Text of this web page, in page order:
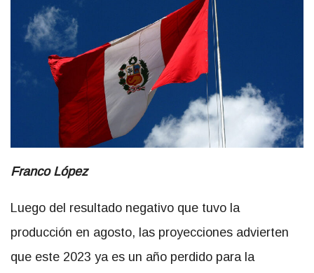
Franco López
Luego del resultado negativo que tuvo la
producción en agosto, las proyecciones advierten
que este 2023 ya es un año perdido para la